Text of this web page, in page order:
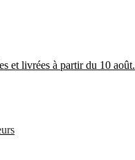
et livrées à partir du 10 août.